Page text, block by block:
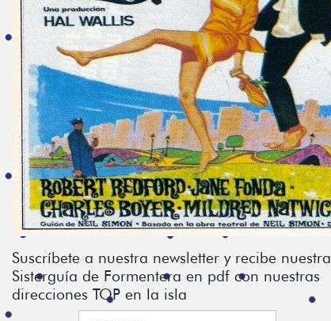
Suscríbete a nuestra newsletter y recibe nuestra
Sisterguía de Formentera en pdf con nuestras
direcciones TOP en la isla